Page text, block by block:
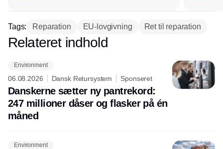
Tags: Reparation EU-lovgivning Ret til reparation
Annonce
Relateret indhold
Environment
06.08.2026 Dansk Retursystem Sponseret
Danskerne sætter ny pantrekord:
247 millioner dåser og flasker på én
måned
Environment